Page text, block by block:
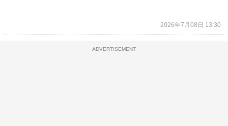
2026年7月08日 13:30
ADVERTISEMENT